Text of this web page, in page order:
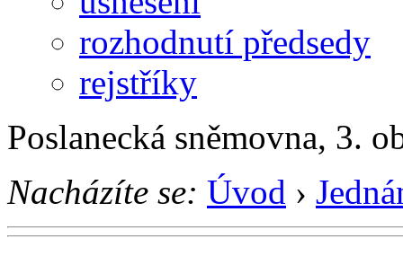
rozhodnutí předsedy
rejstříky
Poslanecká sněmovna, 3.
Nacházíte se: Úvod ›